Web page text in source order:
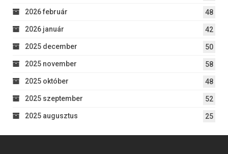
2026 február 48
2026 január 42
2025 december 50
2025 november 58
2025 október 48
2025 szeptember 52
2025 augusztus 25